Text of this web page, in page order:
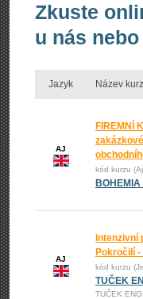
Zkuste
u nás
Jazyk Název
AJ
FIREMNÍ
kód kurzu
BOHEMIA
AJ
Intenzivní
Pokročilí
kód kurzu
TUČEK
TUČEK